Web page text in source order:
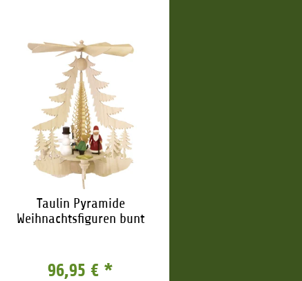
Taulin Pyramide
Weihnachtsfiguren bunt
96,95 € *